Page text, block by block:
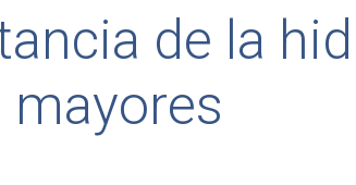
de la
mayores